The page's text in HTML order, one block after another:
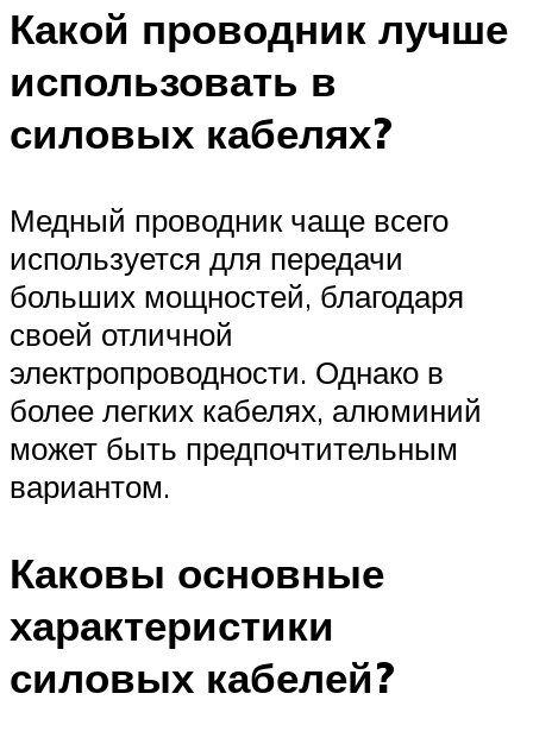
Какой проводник лучше
использовать в
силовых кабелях?
Медный проводник чаще всего
используется для передачи
больших мощностей, благодаря
своей отличной
электропроводности. Однако в
более легких кабелях, алюминий
может быть предпочтительным
вариантом.
Каковы основные
характеристики
силовых кабелей?